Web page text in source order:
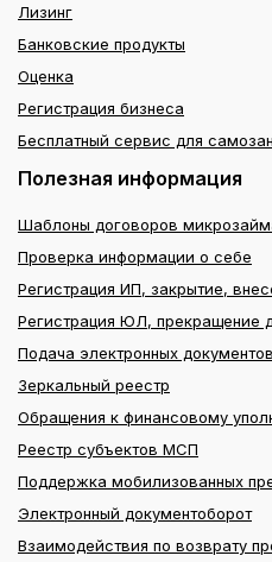
Лизинг
Банковские продукты
Оценка
Регистрация бизнеса
Бесплатный сервис для
Полезная информация
Шаблоны договоров
Проверка информации о себе
Регистрация ИП, закрытие,
Регистрация ЮЛ, прекращение
Подача электронных документов
Зеркальный реестр
Обращения к финансовому
Реестр субъектов МСП
Поддержка мобилизованных
Электронный документоборот
Взаимодействия по возврату